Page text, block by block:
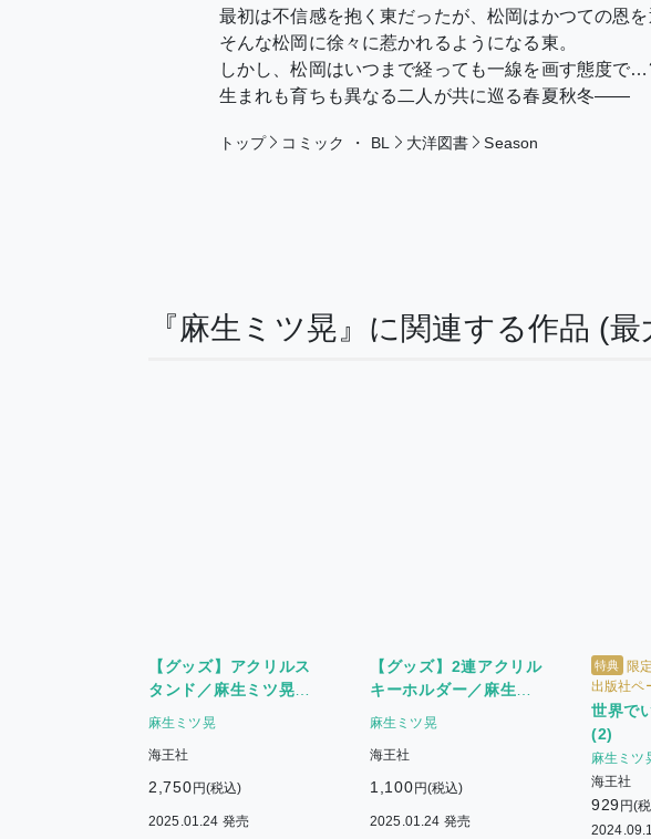
最初は不信感を抱く東だったが、松岡はかつての恩を
そんな松岡に徐々に惹かれるようになる東。
しかし、松岡はいつまで経っても一線を画す態度で
生まれも育ちも異なる二人が共に巡る春夏秋冬――
トップ コミック ・ BL 大洋図書 Season
『麻生ミツ晃』に関連する作品 (最
【グッズ】アクリルス
タンド／麻生ミツ晃
〈BAR GUSH 2024〉
麻生ミツ晃
海王社
2,750 円(税込)
2025.01.24 発売
【グッズ】2連アクリル
キーホルダー／麻生ミ
ツ晃〈BAR GUSH
麻生ミツ晃
海王社
1,100 円(税込)
2025.01.24 発売
特典
限
出版社ペ
世界で
(2)
麻生ミツ
海王社
929 円(